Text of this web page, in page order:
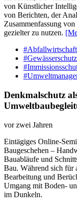
von Künstlicher
von Berichten, der
Zusammenfassung
gezielter zu nutzen.
#Abfallwirtschaft
#Gewässerschutz
Denkmalschutz
vor zwei Jahren
Eintägiges Online-​
Baugeschehen –
Bauabläufe und
Bau. Während sich für
Bearbeitung und
Umgang mit Boden-​
im Dunkeln.